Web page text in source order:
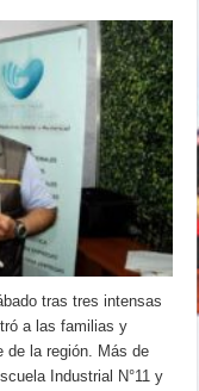
tras tres intensas
a las familias y
de la región. Más de
Industrial N°11 y